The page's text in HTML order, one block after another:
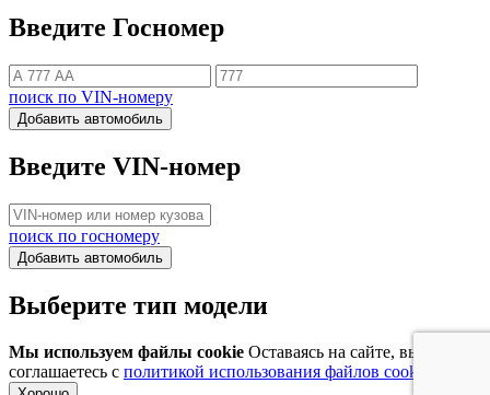
Введите Госномер
поиск по VIN-номеру
Добавить автомобиль
Введите VIN-номер
поиск по госномеру
Добавить автомобиль
Выберите тип модели
Мы используем файлы cookie Оставаясь на сайте, вы
соглашаетесь с политикой использования файлов cookie